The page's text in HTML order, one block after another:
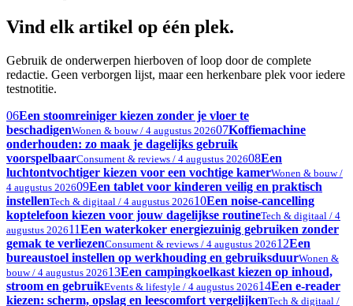
Vind elk artikel op één plek.
Gebruik de onderwerpen hierboven of loop door de complete
redactie. Geen verborgen lijst, maar een herkenbare plek voor iedere
testnotitie.
06Een stoomreiniger kiezen zonder je vloer te
beschadigenWonen & bouw / 4 augustus 202607Koffiemachine
onderhouden: zo maak je dagelijks gebruik
voorspelbaarConsument & reviews / 4 augustus 202608Een
luchtontvochtiger kiezen voor een vochtige kamerWonen & bouw /
4 augustus 202609Een tablet voor kinderen veilig en praktisch
instellenTech & digitaal / 4 augustus 202610Een noise-cancelling
koptelefoon kiezen voor jouw dagelijkse routineTech & digitaal / 4
augustus 202611Een waterkoker energiezuinig gebruiken zonder
gemak te verliezenConsument & reviews / 4 augustus 202612Een
bureaustoel instellen op werkhouding en gebruiksduurWonen &
bouw / 4 augustus 202613Een campingkoelkast kiezen op inhoud,
stroom en gebruikEvents & lifestyle / 4 augustus 202614Een e-reader
kiezen: scherm, opslag en leescomfort vergelijkenTech & digitaal /